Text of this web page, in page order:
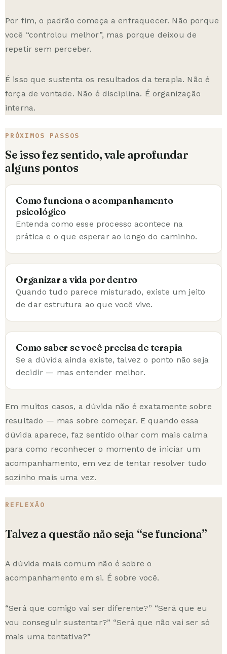
Por fim, o padrão começa a enfraquecer. Não porque
você “controlou melhor”, mas porque deixou de
repetir sem perceber.
É isso que sustenta os resultados da terapia. Não é
força de vontade. Não é disciplina. É organização
interna.
PRÓXIMOS PASSOS
Se isso fez sentido, vale aprofundar
alguns pontos
Como funciona o acompanhamento
psicológico
Entenda como esse processo acontece na
prática e o que esperar ao longo do caminho.
Organizar a vida por dentro
Quando tudo parece misturado, existe um jeito
de dar estrutura ao que você vive.
Como saber se você precisa de terapia
Se a dúvida ainda existe, talvez o ponto não seja
decidir — mas entender melhor.
Em muitos casos, a dúvida não é exatamente sobre
resultado — mas sobre começar. E quando essa
dúvida aparece, faz sentido olhar com mais calma
para como reconhecer o momento de iniciar um
acompanhamento, em vez de tentar resolver tudo
sozinho mais uma vez.
REFLEXÃO
Talvez a questão não seja “se funciona”
A dúvida mais comum não é sobre o
acompanhamento em si. É sobre você.
“Será que comigo vai ser diferente?” “Será que eu
vou conseguir sustentar?” “Será que não vai ser só
mais uma tentativa?”